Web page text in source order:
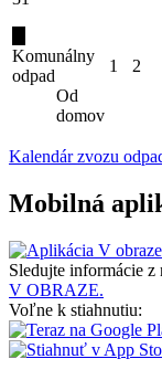
Komunálny
odpad
Od
domov
1 2
Kalendár zvozu
Mobilná
Sledujte informácie z
V OBRAZE.
Voľne k stiahnutiu: